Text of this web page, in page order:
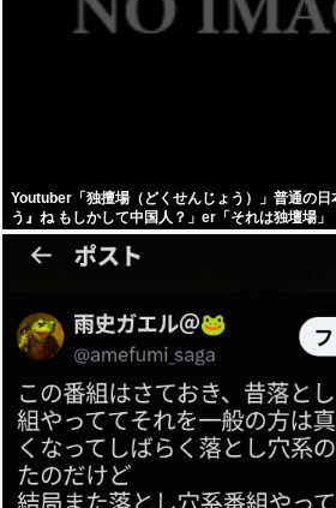
Youtuber「独擅場（どくせんじょう）」普通の日
う』ね もしかして中国人？」er「それは独壇場」